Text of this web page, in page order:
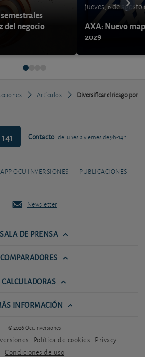
del negocio
jueves, 6 de agosto
AXA: Nuevo
2029
Artículos
Diversificar el riesgo por
Contacto de lunes a viernes de 9h-14h
APP OCU INVERSIONES PUBLICACIONES
Newsletter
SALA DE PRENSA
COMPARADORES
CALCULADORAS
INFORMACIÓN
© 2026 Ocu Inversiones
Política de cookies Privacy
Condiciones de uso